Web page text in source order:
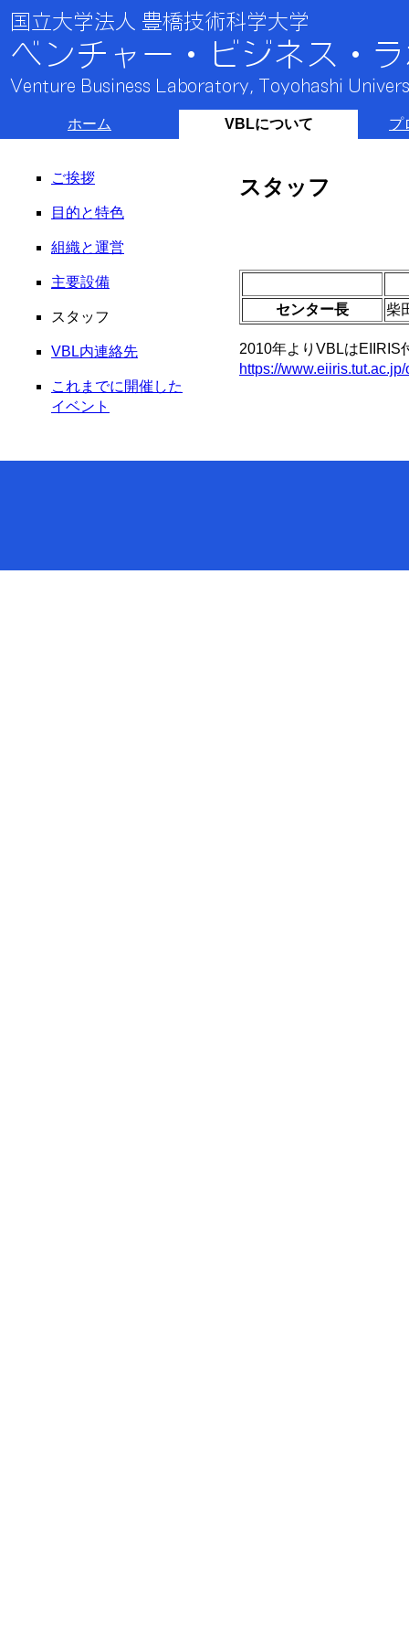
ホーム VBLについて プ
スタッフ
センター長 柴
2010年よりVBLはEIIRIS
https://
ご挨拶
目的と特色
組織と運営
主要設備
スタッフ
VBL内連絡先
これまでに開催した
イベント